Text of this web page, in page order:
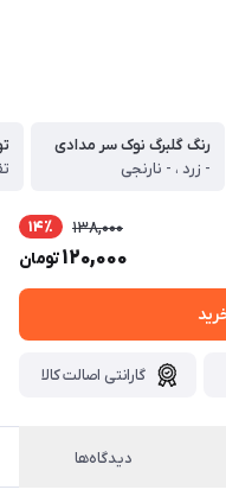
رنگ گلبرگ نوک سر مدادی
- زرد ، - نارنجی
138,000 14٪
120,000تومان
گارانتی اصالت کالا
دیدگاه‌ها